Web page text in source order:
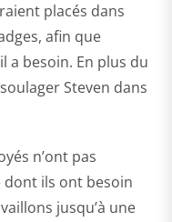
placés dans
afin que
a besoin. En plus du
Steven dans
n’ont pas
ils ont besoin
jusqu’à une